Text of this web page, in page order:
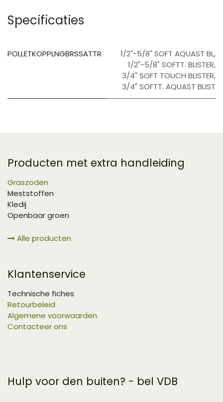
Specificaties
POLLETKOPPLNGBRSSATTR 1/2"-5/8" SOFT AQUAST BL,
1/2"-5/8" SOFTT. BLISTER,
3/4" SOFT TOUCH BLISTER,
3/4" SOFTT. AQUAST BLIST
Producten met extra handleiding
Graszoden
Meststoffen
Kledij
Openbaar groen
Alle producten
Klantenservice
Technische fiches
Retourbeleid
Algemene voorwaarden
Contacteer ons
Hulp voor den buiten? - bel VDB